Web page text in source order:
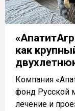
как
Компания
фонд Русской
лечение и